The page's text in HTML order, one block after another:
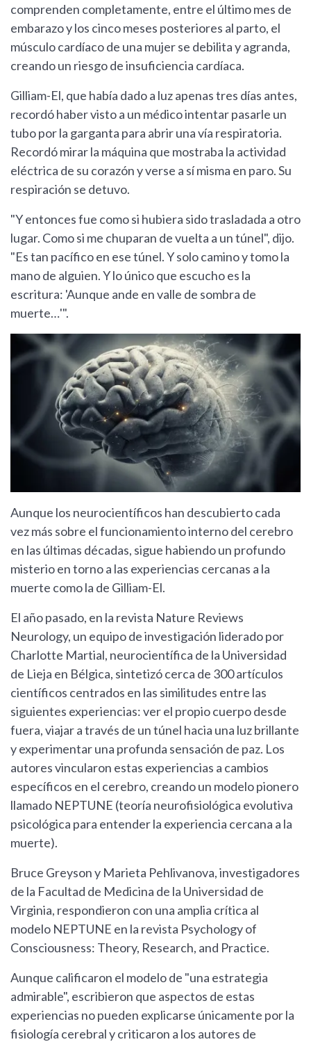
comprenden completamente, entre el último mes de
embarazo y los cinco meses posteriores al parto, el
músculo cardíaco de una mujer se debilita y agranda,
creando un riesgo de insuficiencia cardíaca.
Gilliam-El, que había dado a luz apenas tres días antes,
recordó haber visto a un médico intentar pasarle un
tubo por la garganta para abrir una vía respiratoria.
Recordó mirar la máquina que mostraba la actividad
eléctrica de su corazón y verse a sí misma en paro. Su
respiración se detuvo.
"Y entonces fue como si hubiera sido trasladada a otro
lugar. Como si me chuparan de vuelta a un túnel", dijo.
"Es tan pacífico en ese túnel. Y solo camino y tomo la
mano de alguien. Y lo único que escucho es la
escritura: 'Aunque ande en valle de sombra de
muerte…'".
Aunque los neurocientíficos han descubierto cada
vez más sobre el funcionamiento interno del cerebro
en las últimas décadas, sigue habiendo un profundo
misterio en torno a las experiencias cercanas a la
muerte como la de Gilliam-El.
El año pasado, en la revista Nature Reviews
Neurology, un equipo de investigación liderado por
Charlotte Martial, neurocientífica de la Universidad
de Lieja en Bélgica, sintetizó cerca de 300 artículos
científicos centrados en las similitudes entre las
siguientes experiencias: ver el propio cuerpo desde
fuera, viajar a través de un túnel hacia una luz brillante
y experimentar una profunda sensación de paz. Los
autores vincularon estas experiencias a cambios
específicos en el cerebro, creando un modelo pionero
llamado NEPTUNE (teoría neurofisiológica evolutiva
psicológica para entender la experiencia cercana a la
muerte).
Bruce Greyson y Marieta Pehlivanova, investigadores
de la Facultad de Medicina de la Universidad de
Virginia, respondieron con una amplia crítica al
modelo NEPTUNE en la revista Psychology of
Consciousness: Theory, Research, and Practice.
Aunque calificaron el modelo de "una estrategia
admirable", escribieron que aspectos de estas
experiencias no pueden explicarse únicamente por la
fisiología cerebral y criticaron a los autores de